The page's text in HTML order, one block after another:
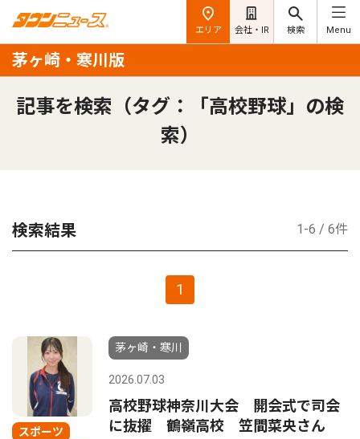
エリア 会社・IR 検索 Menu
茅ヶ崎・寒川版
記事を検索（タグ：「高校野球」の検
索）
検索結果 1-6 / 6件
1
スポーツ
茅ヶ崎・寒川
2026.07.03
高校野球神奈川大会 開会式で司会
に抜擢 鶴嶺高校 笠間菜央さん